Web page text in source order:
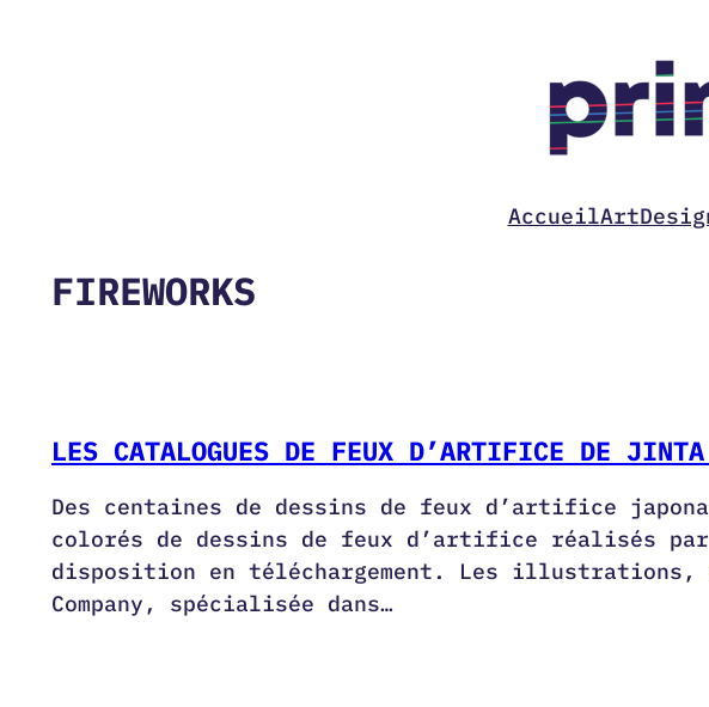
AccueilArt
FIREWORKS
LES CATALOGUES DE FEUX D’ARTIFICE DE JINTA
Des centaines de dessins de feux d’artifice
colorés de dessins de feux d’artifice réalisés
disposition en téléchargement. Les
Company, spécialisée dans…